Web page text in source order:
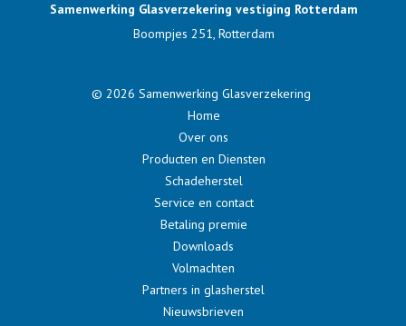
Samenwerking Glasverzekering vestiging Rotterdam
Boompjes 251, Rotterdam
© 2026 Samenwerking Glasverzekering
Home
Over ons
Producten en Diensten
Schadeherstel
Service en contact
Betaling premie
Downloads
Volmachten
Partners in glasherstel
Nieuwsbrieven